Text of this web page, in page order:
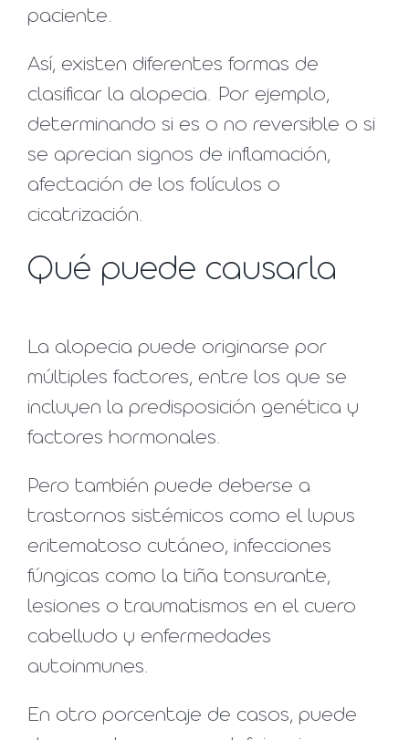
paciente.
Así, existen diferentes formas de
clasificar la alopecia. Por ejemplo,
determinando si es o no reversible o si
se aprecian signos de inflamación,
afectación de los folículos o
cicatrización.
Qué puede causarla
La alopecia puede originarse por
múltiples factores, entre los que se
incluyen la predisposición genética y
factores hormonales.
Pero también puede deberse a
trastornos sistémicos como el lupus
eritematoso cutáneo, infecciones
fúngicas como la tiña tonsurante,
lesiones o traumatismos en el cuero
cabelludo y enfermedades
autoinmunes.
En otro porcentaje de casos, puede